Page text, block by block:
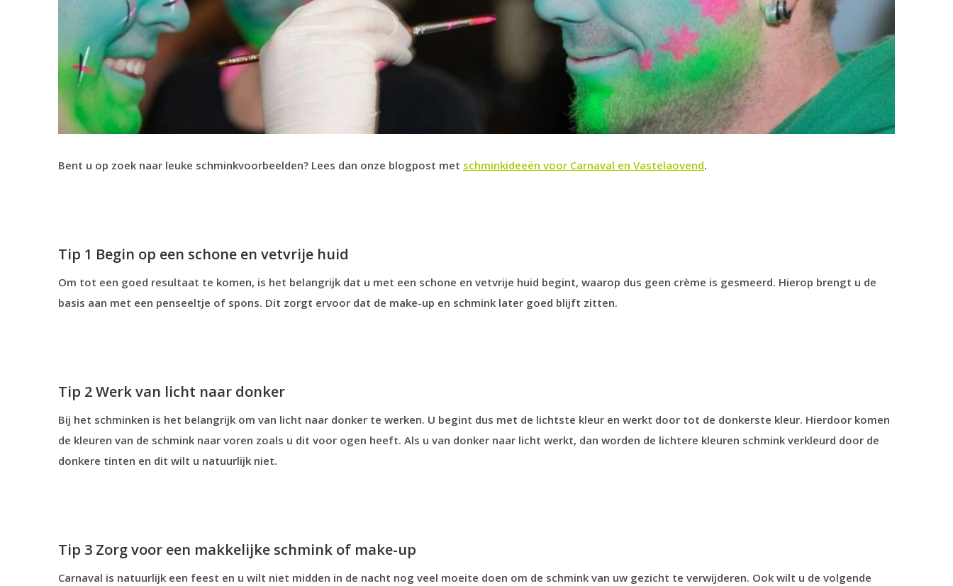
Bent u op zoek naar leuke schminkvoorbeelden? Lees dan onze blogpost met schminkideeën voor Carnaval en Vastelaovend.
Tip 1 Begin op een schone en vetvrije huid
Om tot een goed resultaat te komen, is het belangrijk dat u met een schone en vetvrije huid begint, waarop dus geen crème is gesmeerd. Hierop brengt u de
basis aan met een penseeltje of spons. Dit zorgt ervoor dat de make-up en schmink later goed blijft zitten.
Tip 2 Werk van licht naar donker
Bij het schminken is het belangrijk om van licht naar donker te werken. U begint dus met de lichtste kleur en werkt door tot de donkerste kleur. Hierdoor komen
de kleuren van de schmink naar voren zoals u dit voor ogen heeft. Als u van donker naar licht werkt, dan worden de lichtere kleuren schmink verkleurd door de
donkere tinten en dit wilt u natuurlijk niet.
Tip 3 Zorg voor een makkelijke schmink of make-up
Carnaval is natuurlijk een feest en u wilt niet midden in de nacht nog veel moeite doen om de schmink van uw gezicht te verwijderen. Ook wilt u de volgende